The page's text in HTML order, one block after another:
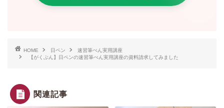
HOME 日ペン
速習筆ぺん実用講座
【がくぶん】日ペンの速習筆ぺん実用講座の資料請求してみました
関連記事